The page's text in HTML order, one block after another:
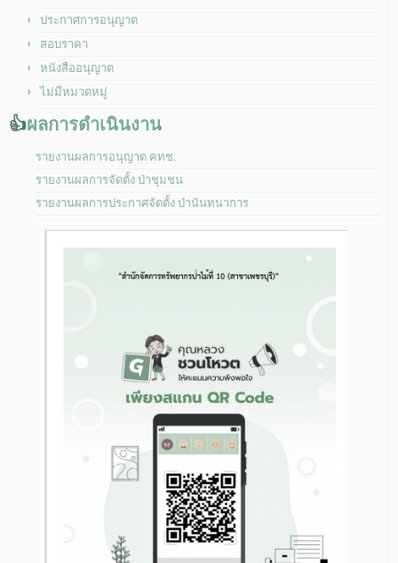
ประกาศการอนุญาต
สอบราคา
หนังสืออนุญาต
ไม่มีหมวดหมู่
👍ผลการดำเนินงาน
รายงานผลการอนุญาต คทช.
รายงานผลการจัดตั้ง ป่าชุมชน
รายงานผลการประกาศจัดตั้ง ป่านันทนาการ